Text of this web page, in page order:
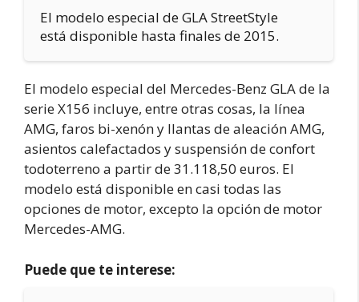
El modelo especial de GLA StreetStyle
está disponible hasta finales de 2015.
El modelo especial del Mercedes-Benz GLA de la
serie X156 incluye, entre otras cosas, la línea
AMG, faros bi-xenón y llantas de aleación AMG,
asientos calefactados y suspensión de confort
todoterreno a partir de 31.118,50 euros. El
modelo está disponible en casi todas las
opciones de motor, excepto la opción de motor
Mercedes-AMG.
Puede que te interese: